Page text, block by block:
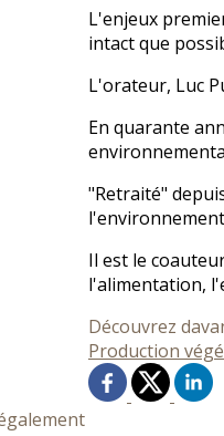
L'enjeux
intact que
L'orateur, Luc
En quarante
"Retraité"
Il est le
l'alimentation,
Découvrez
Production